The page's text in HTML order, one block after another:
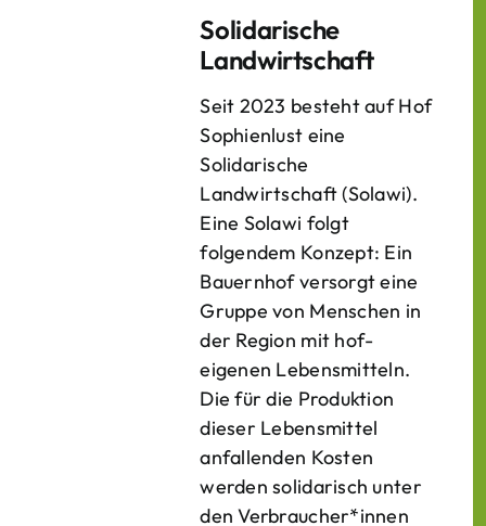
Solidarische
Landwirtschaft
Seit 2023 besteht auf Hof
Sophienlust eine
Solidarische
Landwirtschaft (Solawi).
Eine Solawi folgt
folgendem Konzept: Ein
Bauern­hof versorgt eine
Gruppe von Menschen in
der Region mit hof­
eigenen Lebens­mitteln.
Die für die Produktion
dieser Lebens­mittel
anfallenden Kosten
werden solidarisch unter
den Verbraucher*­innen